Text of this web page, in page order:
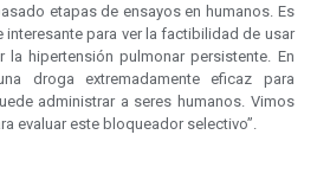
etapas de ensayos en humanos. Es
interesante para ver la factibilidad de usar
la hipertensión pulmonar persistente. En
droga extremadamente eficaz para
administrar a seres humanos. Vimos
evaluar este bloqueador selectivo”.